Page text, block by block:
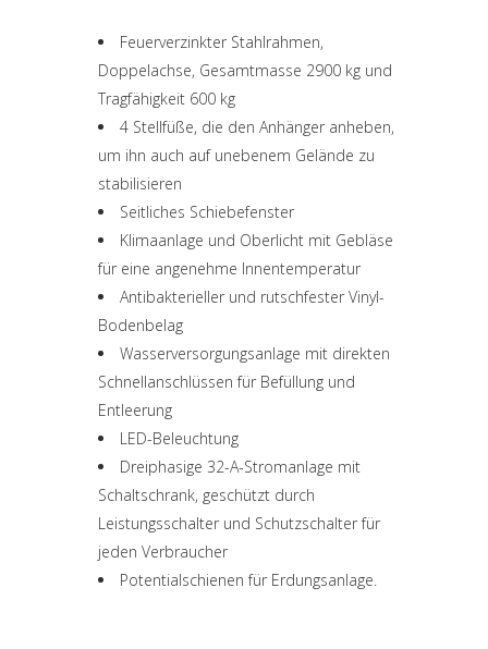
Feuerverzinkter Stahlrahmen,
Doppelachse, Gesamtmasse 2900 kg und
Tragfähigkeit 600 kg
4 Stellfüße, die den Anhänger anheben,
um ihn auch auf unebenem Gelände zu
stabilisieren
Seitliches Schiebefenster
Klimaanlage und Oberlicht mit Gebläse
für eine angenehme Innentemperatur
Antibakterieller und rutschfester Vinyl-
Bodenbelag
Wasserversorgungsanlage mit direkten
Schnellanschlüssen für Befüllung und
Entleerung
LED-Beleuchtung
Dreiphasige 32-A-Stromanlage mit
Schaltschrank, geschützt durch
Leistungsschalter und Schutzschalter für
jeden Verbraucher
Potentialschienen für Erdungsanlage.